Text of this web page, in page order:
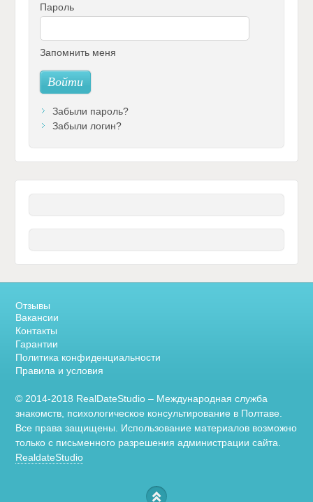
Пароль
Запомнить меня
Забыли пароль?
Забыли логин?
Отзывы
Вакансии
Контакты
Гарантии
Политика конфиденциальности
Правила и условия
© 2014-2018 RealDateStudio – Международная служба
знакомств, психологическое консультирование в Полтаве.
Все права защищены. Использование материалов возможно
только с письменного разрешения администрации сайта.
RealdateStudio